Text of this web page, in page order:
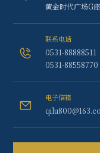
黄金时代广场G
联系电话
0531-88888511
0531-88558770
电子信箱